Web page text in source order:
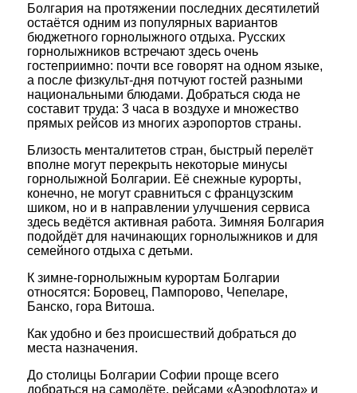
Болгария на протяжении последних десятилетий
остаётся одним из популярных вариантов
бюджетного горнолыжного отдыха. Русских
горнолыжников встречают здесь очень
гостеприимно: почти все говорят на одном языке,
а после физкульт-дня потчуют гостей разными
национальными блюдами. Добраться сюда не
составит труда: 3 часа в воздухе и множество
прямых рейсов из многих аэропортов страны.
Близость менталитетов стран, быстрый перелёт
вполне могут перекрыть некоторые минусы
горнолыжной Болгарии. Её снежные курорты,
конечно, не могут сравниться с французским
шиком, но и в направлении улучшения сервиса
здесь ведётся активная работа. Зимняя Болгария
подойдёт для начинающих горнолыжников и для
семейного отдыха с детьми.
К зимне-горнолыжным курортам Болгарии
относятся: Боровец, Пампорово, Чепеларе,
Банско, гора Витоша.
Как удобно и без происшествий добраться до
места назначения.
До столицы Болгарии Софии проще всего
добраться на самолёте, рейсами «Аэрофлота» и